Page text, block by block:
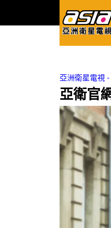
亞洲衛星電視
亞衛官